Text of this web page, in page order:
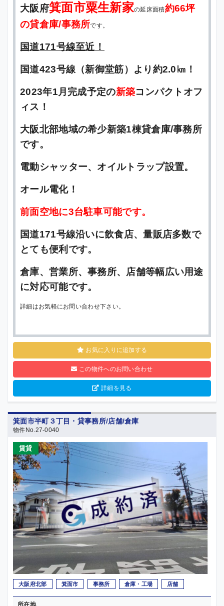
大阪府箕面市粟生新家の延床面積約66坪
の貸倉庫/事務所です。
国道171号線至近！
国道423号線（新御堂筋）より約2.0㎞！
2023年1月完成予定の新築コンパクトオフ
ィス！
大阪北部地域の希少新築1棟貸倉庫/事務所
です。
電動シャッター、オイルトラップ設置。
オール電化！
前面空地に3台駐車可能です。
国道171号線沿いに飲食店、量販店多数で
とても便利です。
倉庫、営業所、事務所、店舗等幅広い用途
に対応可能です。
詳細はお気軽にお問い合わせ下さい。
お気に入りに追加する
この物件へのお問い合わせ
詳細を見る
箕面市半町３丁目・貸事務所/店舗/倉庫
物件No.27-0040
賃貸
大阪府北部 箕面市 事務所 倉庫・工場 店舗
所在地